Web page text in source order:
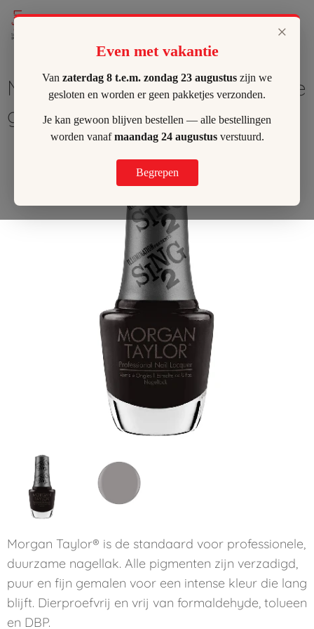
Morgan Taylor - Front of house
glam
Morgan Taylor® is de standaard voor professionele,
duurzame nagellak. Alle pigmenten zijn verzadigd,
puur en fijn gemalen voor een intense kleur die lang
blijft. Dierproefvrij en vrij van formaldehyde, tolueen
en DBP.
×
Even met vakantie
Van zaterdag 8 t.e.m. zondag 23 augustus zijn we
gesloten en worden er geen pakketjes verzonden.
Je kan gewoon blijven bestellen — alle bestellingen
worden vanafmaandag 24 augustusverstuurd.
Begrepen